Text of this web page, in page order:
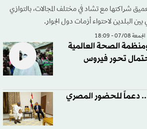
شراكتها مع تشاد في مختلف المجالات، بالتوازي
البلدين لاحتواء أزمات دول الجوار.
الجمعة 07/08 - 18:09
الصحة العالمية
تحور فيروس
دعماً للحضور المصري